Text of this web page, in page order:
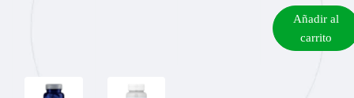
Añadir al
carrito